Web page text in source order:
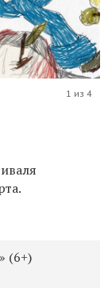
1 из 4
» (6+)